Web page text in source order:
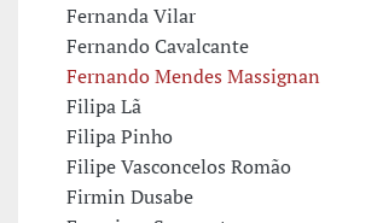
Fernanda Vilar
Fernando Cavalcante
Fernando Mendes Massignan
Filipa Lã
Filipa Pinho
Filipe Vasconcelos Romão
Firmin Dusabe